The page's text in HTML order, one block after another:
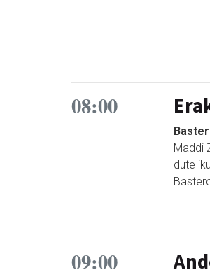
08:00
Maddi
dute
09:00